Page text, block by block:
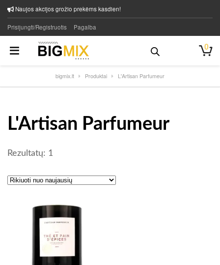
Naujos akcijos grožio prekėms kasdien!
Prisijungti/Registruotis Pagalba
0
bigmix.lt Produktai L'Artisan Parfumeur
L'Artisan Parfumeur
Rezultatų: 1